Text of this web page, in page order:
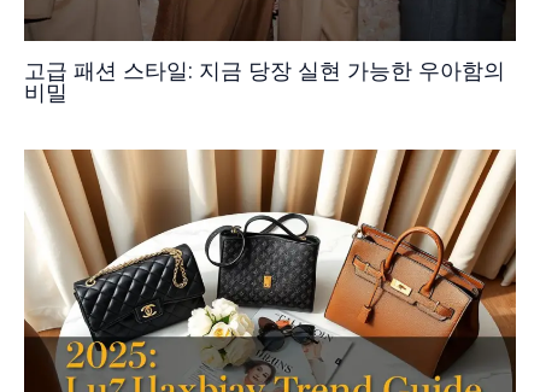
고급 패션 스타일: 지금 당장 실현 가능한 우아함의
비밀